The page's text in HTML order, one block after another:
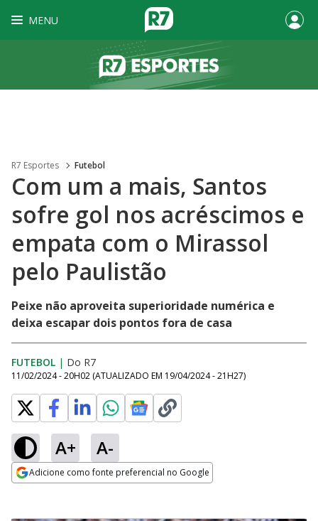
MENU
R7 Esportes Futebol
Com um a mais, Santos
sofre gol nos acréscimos e
empata com o Mirassol
pelo Paulistão
Peixe não aproveita superioridade numérica e
deixa escapar dois pontos fora de casa
FUTEBOL | Do R7
11/02/2024 - 20H02 (ATUALIZADO EM 19/04/2024 - 21H27)
A+ A-
Adicione como fonte preferencial no Google